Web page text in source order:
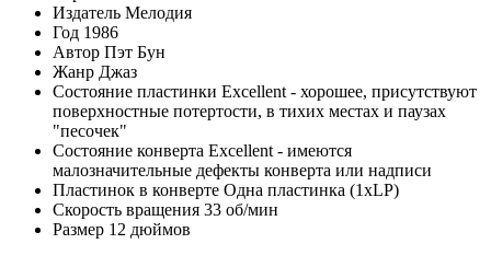
Издатель Мелодия
Год 1986
Автор Пэт Бун
Жанр Джаз
Состояние пластинки Excellent - хорошее, присутствуют
поверхностные потертости, в тихих местах и паузах
"песочек"
Состояние конверта Excellent - имеются
малозначительные дефекты конверта или надписи
Пластинок в конверте Одна пластинка (1xLP)
Скорость вращения 33 об/мин
Размер 12 дюймов